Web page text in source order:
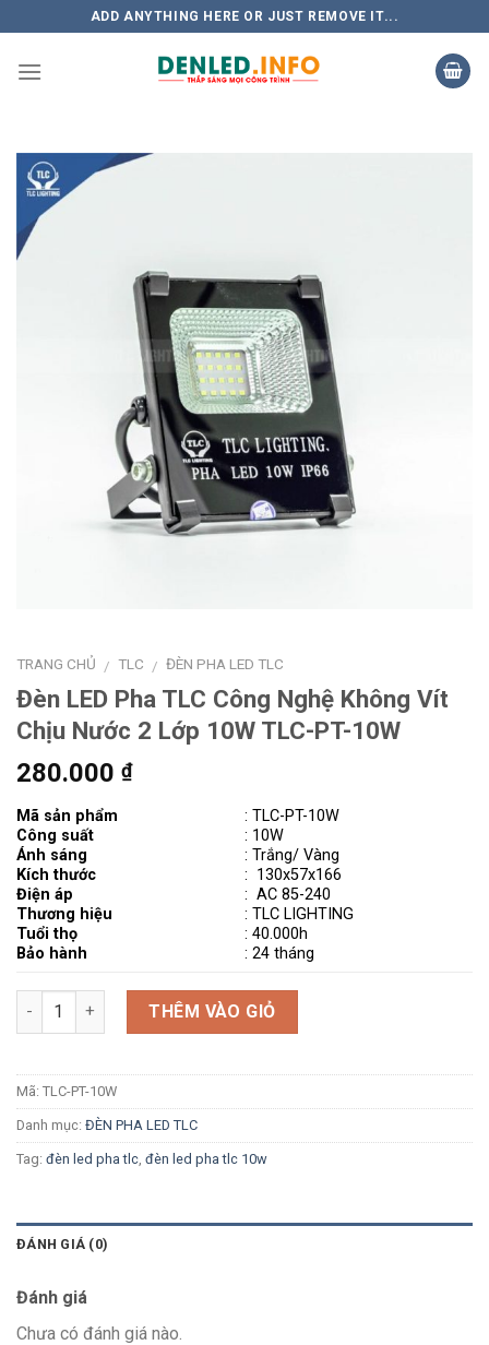
to
content
ADD ANYTHING HERE OR JUST REMOVE IT...
TRANG CHỦ / TLC / ĐÈN PHA LED TLC
Đèn LED Pha TLC Công Nghệ Không Vít
Chịu Nước 2 Lớp 10W TLC-PT-10W
280.000 ₫
Mã sản phẩm
Công suất
Ánh sáng
Kích thước
Điện áp
Thương hiệu
Tuổi thọ
Bảo hành
:TLC-PT-10W
: 10W
: Trắng/ Vàng
: 130x57x166
:AC 85-240
: TLC LIGHTING
: 40.000h
: 24 tháng
Số lượng THÊM VÀO GIỎ
Mã: TLC-PT-10W
Danh mục: ĐÈN PHA LED TLC
Tag: đèn led pha tlc đèn led pha tlc 10w
ĐÁNH GIÁ (0)
Đánh giá
Chưa có đánh giá nào.